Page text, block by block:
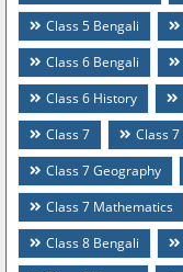
Class 5 Bengali
Class 6 Bengali
Class 6 History
Class 7
Class
Class 7 Geography
Class 7 Mathematics
Class 8 Bengali